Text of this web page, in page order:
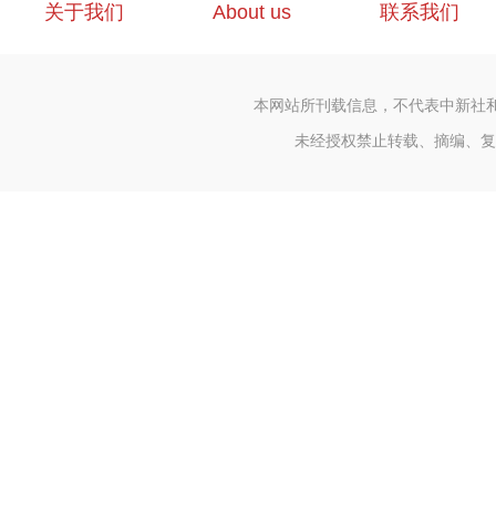
关于我们 About us 联系我们
本网站所刊载信息，不代表中新社
未经授权禁止转载、摘编、